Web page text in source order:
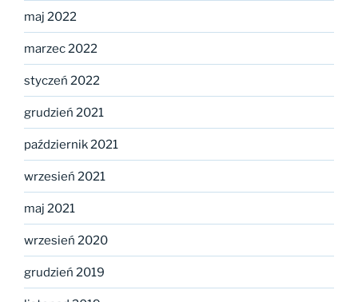
maj 2022
marzec 2022
styczeń 2022
grudzień 2021
październik 2021
wrzesień 2021
maj 2021
wrzesień 2020
grudzień 2019